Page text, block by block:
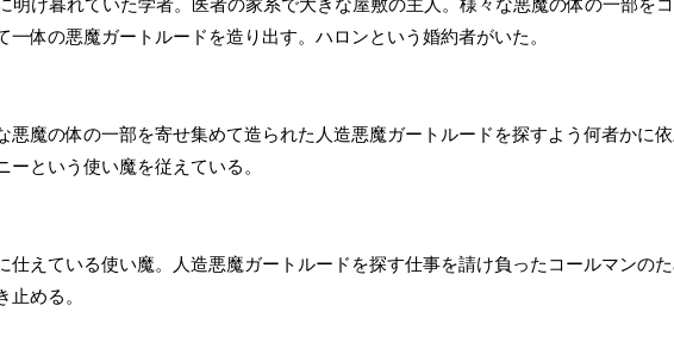
一体の悪魔ガートルードを造り出す。ハロンという婚約者がいた。
悪魔の体の一部を寄せ集めて造られた人造悪魔ガートルードを探すよう何者かに
という使い魔を従えている。
仕えている使い魔。人造悪魔ガートルードを探す仕事を請け負ったコールマンの
める。